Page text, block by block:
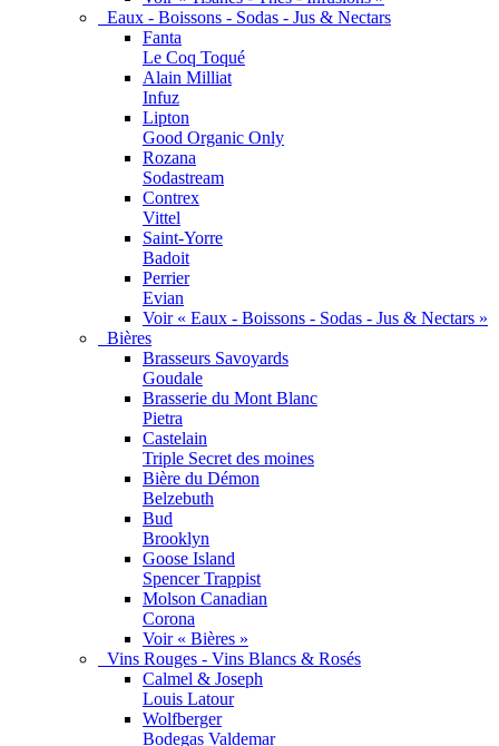
Eaux - Boissons - Sodas - Jus & Nectars
Fanta
Le Coq Toqué
Alain Milliat
Infuz
Lipton
Good Organic Only
Rozana
Sodastream
Contrex
Vittel
Saint-Yorre
Badoit
Perrier
Evian
Voir « Eaux - Boissons - Sodas - Jus & Nectars »
Bières
Brasseurs Savoyards
Goudale
Brasserie du Mont Blanc
Pietra
Castelain
Triple Secret des moines
Bière du Démon
Belzebuth
Bud
Brooklyn
Goose Island
Spencer Trappist
Molson Canadian
Corona
Voir « Bières »
Vins Rouges - Vins Blancs & Rosés
Calmel & Joseph
Louis Latour
Wolfberger
Bodegas Valdemar